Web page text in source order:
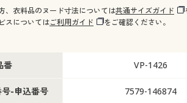
、衣料品のヌード寸法については共通サイズガイド
スについてはご利用ガイド をご確認ください。
番 VP-1426
-申込番号 7579-146874